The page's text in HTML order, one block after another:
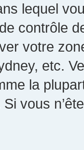
lequel
contrôle
votre
etc.
la
vous